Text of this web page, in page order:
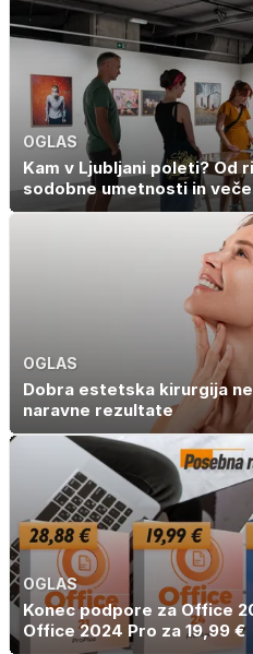
OGLAS
Kam v Ljubljani poleti? Od
sodobne umetnosti in
OGLAS
Dobra estetska kirurgija
naravne rezultate
OGLAS
Konec podpore za Office
Office 2024 Pro za 19,99 €